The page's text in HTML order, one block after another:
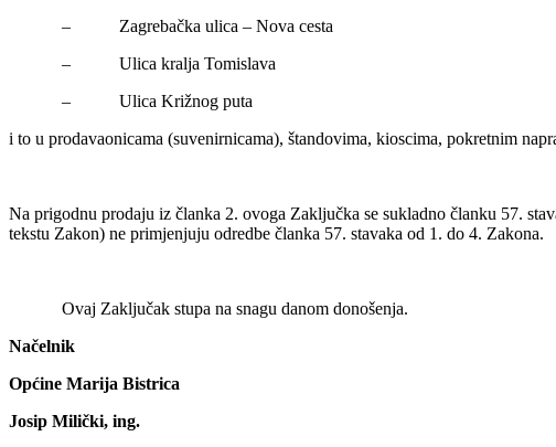
– Zagrebačka ulica – Nova cesta
– Ulica kralja Tomislava
– Ulica Križnog puta
i to u prodavaonicama (suvenirnicama), štandovima, kioscima, pokretnim
Na prigodnu prodaju iz članka 2. ovoga Zaključka se sukladno članku 57.
tekstu Zakon) ne primjenjuju odredbe članka 57. stavaka od 1. do 4. Zakona.
Ovaj Zaključak stupa na snagu danom donošenja.
Načelnik
Općine Marija Bistrica
Josip Milički, ing.